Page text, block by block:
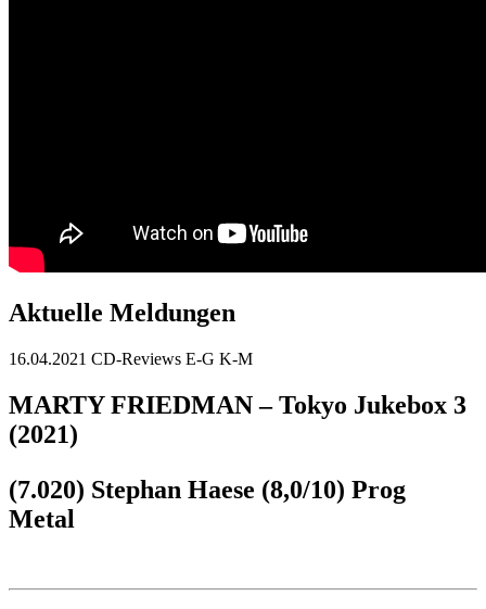
Aktuelle Meldungen
16.04.2021 CD-Reviews E-G K-M
MARTY FRIEDMAN – Tokyo Jukebox 3
(2021)
(7.020) Stephan Haese (8,0/10) Prog
Metal